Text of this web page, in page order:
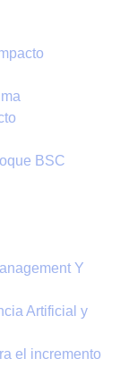
BSC
Y
Artificial y
el incremento